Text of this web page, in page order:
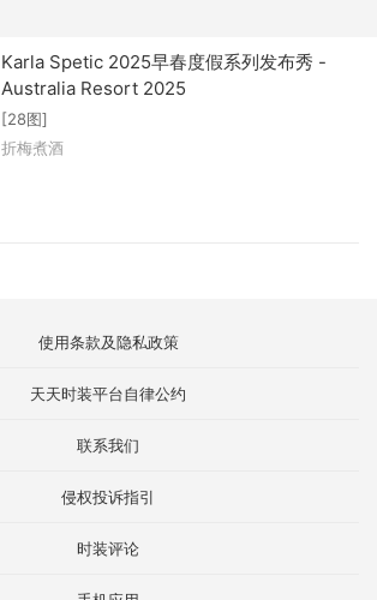
Karla Spetic 2025早春度假系列发布秀 -
Australia Resort 2025
[28图]
折梅煮酒
使用条款及隐私政策
天天时装平台自律公约
联系我们
侵权投诉指引
时装评论